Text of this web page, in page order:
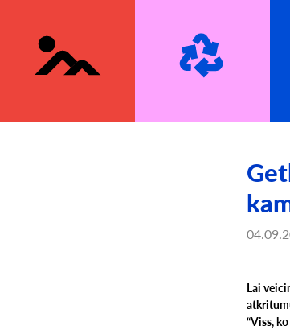
Lai
“Viss,